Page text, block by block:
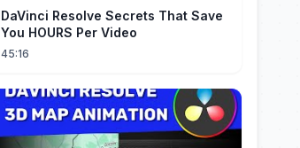
DaVinci Resolve Secrets That Save
You HOURS Per Video
45:16